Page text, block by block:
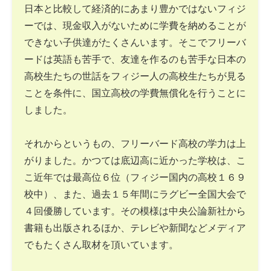
日本と比較して経済的にあまり豊かではないフィジ
ーでは、現金収入がないために学費を納めることが
できない子供達がたくさんいます。そこでフリーバ
ードは英語も苦手で、友達を作るのも苦手な日本の
高校生たちの世話をフィジー人の高校生たちが見る
ことを条件に、国立高校の学費無償化を行うことに
しました。
それからというもの、フリーバード高校の学力は上
がりました。かつては底辺高に近かった学校は、こ
こ近年では最高位６位（フィジー国内の高校１６９
校中）、また、過去１５年間にラグビー全国大会で
４回優勝しています。その模様は中央公論新社から
書籍も出版されるほか、テレビや新聞などメディア
でもたくさん取材を頂いています。